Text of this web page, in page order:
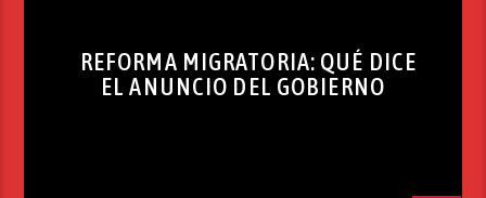
REFORMA MIGRATORIA: QUÉ DICE
EL ANUNCIO DEL GOBIERNO